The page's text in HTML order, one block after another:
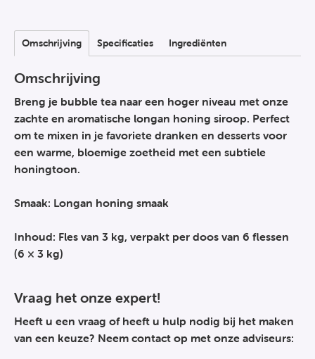
Omschrijving Specificaties Ingrediënten
Omschrijving
Breng je bubble tea naar een hoger niveau met onze
zachte en aromatische longan honing siroop. Perfect
om te mixen in je favoriete dranken en desserts voor
een warme, bloemige zoetheid met een subtiele
honingtoon.
Smaak: Longan honing smaak
Inhoud: Fles van 3 kg, verpakt per doos van 6 flessen
(6 × 3 kg)
Vraag het onze expert!
Heeft u een vraag of heeft u hulp nodig bij het maken
van een keuze? Neem contact op met onze adviseurs: